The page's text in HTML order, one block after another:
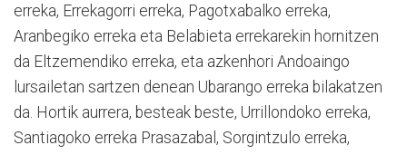
erreka, Errekagorri erreka, Pagotxabalko erreka,
Aranbegiko erreka eta Belabieta errekarekin hornitzen
da Eltzemendiko erreka, eta azkenhori Andoaingo
lursailetan sartzen denean Ubarango erreka bilakatzen
da. Hortik aurrera, besteak beste, Urrillondoko erreka,
Santiagoko erreka Prasazabal, Sorgintzulo erreka,